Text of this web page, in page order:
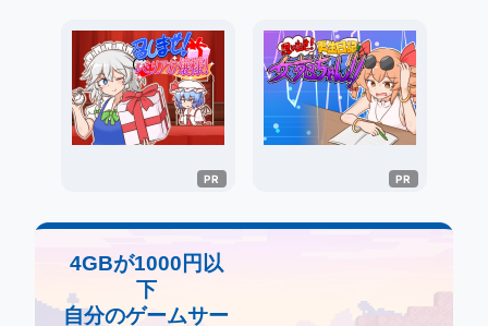
4GBが1000円以
下
自分のゲームサー